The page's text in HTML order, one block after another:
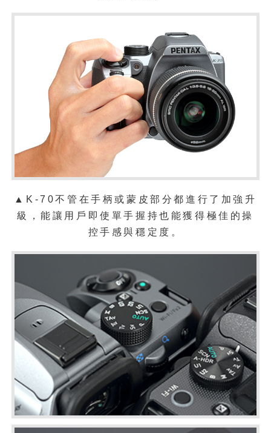
▲K-70不管在手柄或蒙皮部分都進行了加強升
級，能讓用戶即使單手握持也能獲得極佳的操
控手感與穩定度。